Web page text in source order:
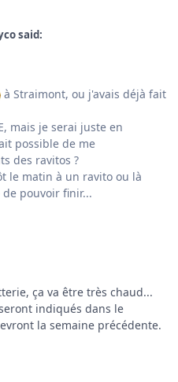
said:
à Straimont, ou j'avais déjà fait
mais je serai juste en
possible de me
des ravitos ?
le matin à un ravito ou là
pouvoir finir...
ça va être très chaud...
indiqués dans le
la semaine précédente.